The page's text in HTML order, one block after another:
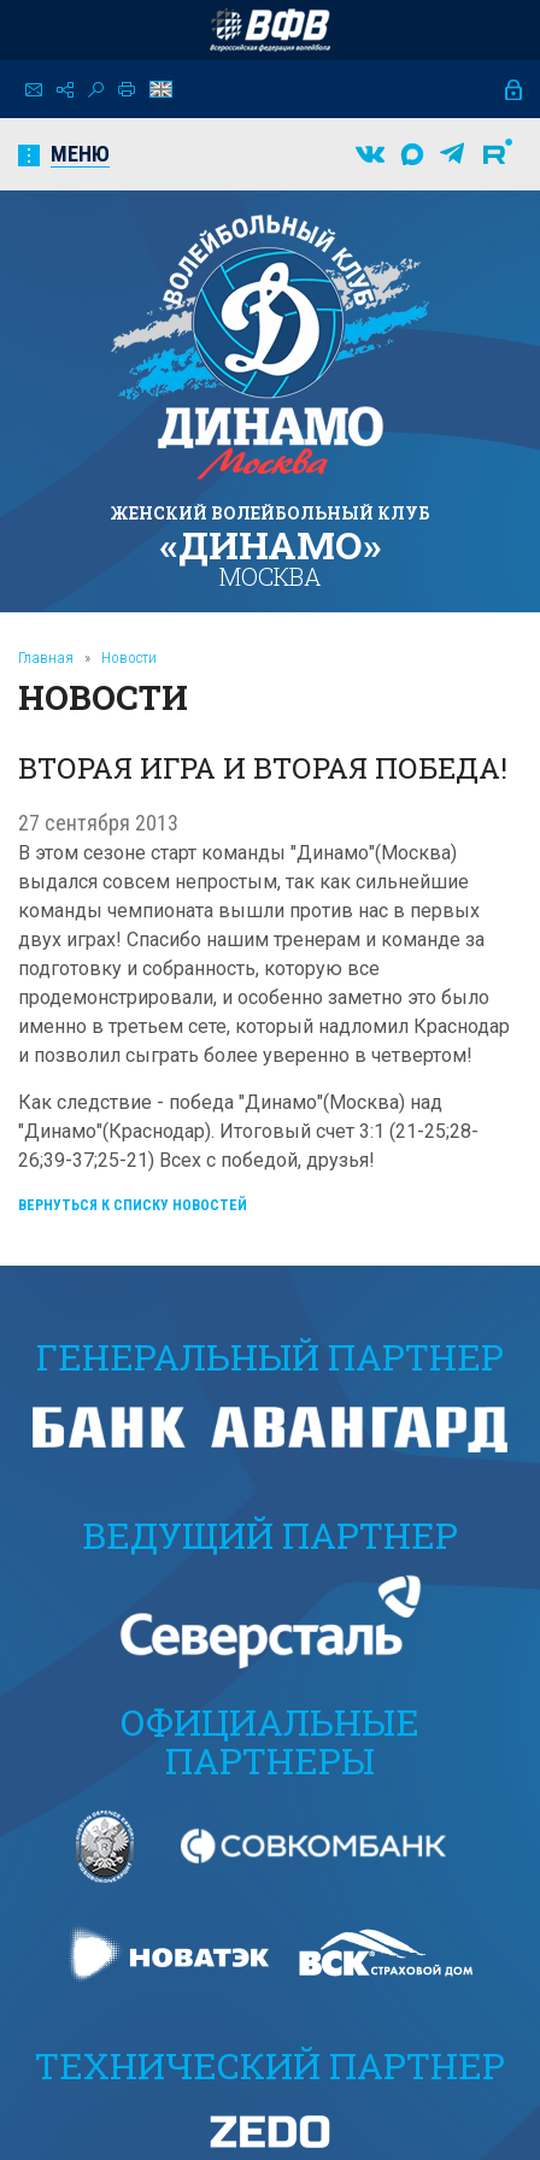
МЕНЮ
ЖЕНСКИЙ ВОЛЕЙБОЛЬНЫЙ КЛУБ
«ДИНАМО»
МОСКВА
Главная » Новости
НОВОСТИ
ВТОРАЯ ИГРА И ВТОРАЯ ПОБЕДА!
27 сентября 2013
В этом сезоне старт команды "Динамо"(Москва)
выдался совсем непростым, так как сильнейшие
команды чемпионата вышли против нас в первых
двух играх! Спасибо нашим тренерам и команде за
подготовку и собранность, которую все
продемонстрировали, и особенно заметно это было
именно в третьем сете, который надломил Краснодар
и позволил сыграть более уверенно в четвертом!
Как следствие - победа "Динамо"(Москва) над
"Динамо"(Краснодар). Итоговый счет 3:1 (21-25;28-
26;39-37;25-21) Всех с победой, друзья!
ВЕРНУТЬСЯ К СПИСКУ НОВОСТЕЙ
ГЕНЕРАЛЬНЫЙ ПАРТНЕР
ВЕДУЩИЙ ПАРТНЕР
ОФИЦИАЛЬНЫЕ
ПАРТНЕРЫ
ТЕХНИЧЕСКИЙ ПАРТНЕР